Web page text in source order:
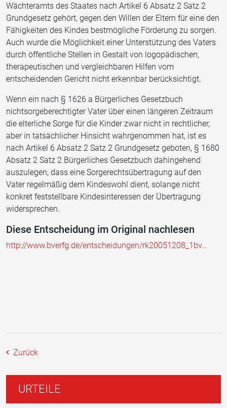
Wächteramts des Staates nach Artikel 6 Absatz 2 Satz 2
Grundgesetz gehört, gegen den Willen der Eltern für eine den
Fähigkeiten des Kindes bestmögliche Förderung zu sorgen.
Auch wurde die Möglichkeit einer Unterstützung des Vaters
durch öffentliche Stellen in Gestalt von logopädischen,
therapeutischen und vergleichbaren Hilfen vom
entscheidenden Gericht nicht erkennbar berücksichtigt.
Wenn ein nach § 1626 a Bürgerliches Gesetzbuch
nichtsorgeberechtigter Vater über einen längeren Zeitraum
die elterliche Sorge für die Kinder zwar nicht in rechtlicher,
aber in tatsächlicher Hinsicht wahrgenommen hat, ist es
nach Artikel 6 Absatz 2 Satz 2 Grundgesetz geboten, § 1680
Absatz 2 Satz 2 Bürgerliches Gesetzbuch dahingehend
auszulegen, dass eine Sorgerechtsübertragung auf den
Vater regelmäßig dem Kindeswohl dient, solange nicht
konkret feststellbare Kindesinteressen der Übertragung
widersprechen.
Diese Entscheidung im Original nachlesen
http://www.bverfg.de/entscheidungen/rk20051208_1bv…
Zurück
URTEILE